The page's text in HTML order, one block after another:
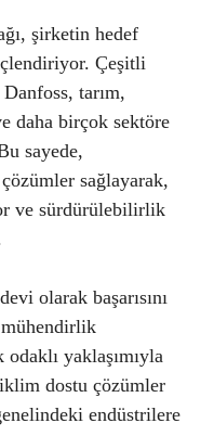
şirketin hedef
Çeşitli
tarım,
daha birçok sektöre
sayede,
sağlayarak,
ve sürdürülebilirlik
olarak başarısını
yaklaşımıyla
dostu çözümler
endüstrilere